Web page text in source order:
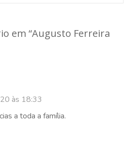
em “Augusto Ferreira
às 18:33
a toda a família.